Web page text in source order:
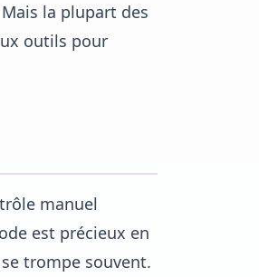
la plupart des
outils pour
manuel
est précieux en
trompe souvent.